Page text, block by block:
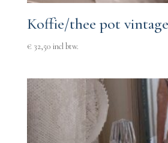
Koffie/thee pot
€32,50 incl btw.